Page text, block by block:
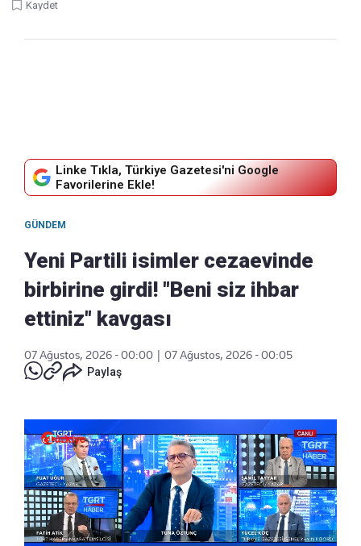
Kaydet
Linke Tıkla, Türkiye Gazetesi'ni Google
Favorilerine Ekle!
GÜNDEM
Yeni Partili isimler cezaevinde
birbirine girdi! "Beni siz ihbar
ettiniz" kavgası
07 Ağustos, 2026 - 00:00
07 Ağustos, 2026 - 00:05
Paylaş